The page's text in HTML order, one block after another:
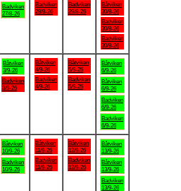
Badviken
27/8-26
Badviken
28/8-26
Badviken
29/8-26
Båtviken
30/8-26
Badviken
30/8-26
Badviken
30/8-26
Båtviken
3/9-26
Badviken
3/9-26
Båtviken
4/9-26
Badviken
4/9-26
Båtviken
5/9-26
Badviken
5/9-26
Båtviken
6/9-26
Båtviken
6/9-26
Badviken
6/9-26
Badviken
6/9-26
Båtviken
10/9-26
Badviken
10/9-26
Båtviken
11/9-26
Badviken
11/9-26
Båtviken
12/9-26
Badviken
12/9-26
Båtviken
13/9-26
Båtviken
13/9-26
Badviken
13/9-26